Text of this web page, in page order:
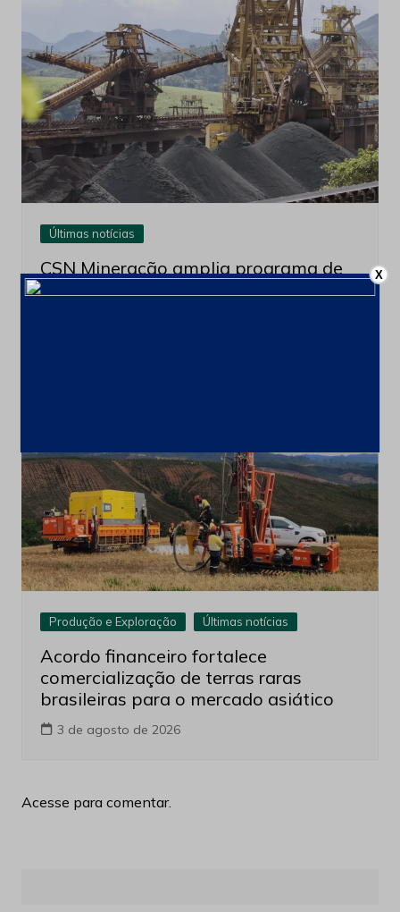
Últimas notícias
CSN Mineração amplia programa de
recompra para até 100 milhões de
Produção e Exploração Últimas notícias
Acordo financeiro fortalece
comercialização de terras raras
brasileiras para o mercado asiático
3 de agosto de 2026
Acesse para comentar.
X